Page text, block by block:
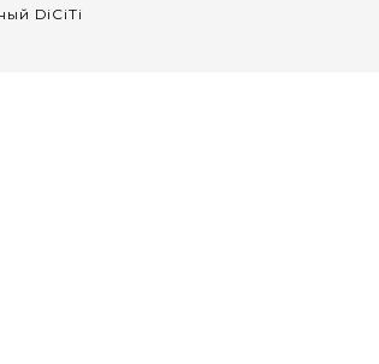
DiCiTi